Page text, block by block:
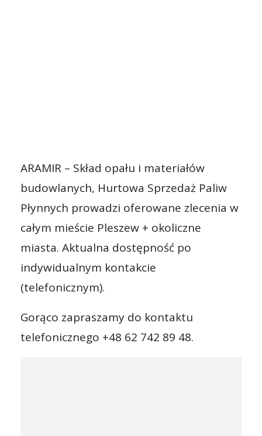
ARAMIR – Skład opału i materiałów
budowlanych, Hurtowa Sprzedaż Paliw
Płynnych prowadzi oferowane zlecenia w
całym mieście Pleszew + okoliczne
miasta. Aktualna dostępność po
indywidualnym kontakcie
(telefonicznym).
Gorąco zapraszamy do kontaktu
telefonicznego +48 62 742 89 48.